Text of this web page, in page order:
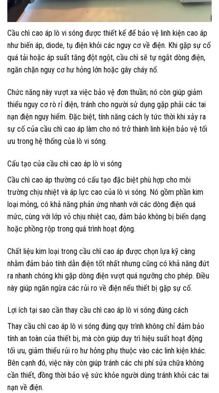
Cầu chì cao áp lò vi sóng được thiết kế để bảo vệ linh kiện cao áp
như biến áp, diode, tụ điện khỏi các nguy cơ về điện. Khi gặp sự cố
quá tải hoặc áp suất tăng đột ngột, cầu chì sẽ tự ngắt dòng điện,
ngăn chặn nguy cơ hư hỏng lớn hoặc gây cháy nổ.
Chức năng này vượt xa việc bảo vệ đơn thuần; nó còn giúp giảm
thiểu nguy cơ rò rỉ điện, tránh cho người sử dụng gặp phải các tai
nạn điện nguy hiểm. Đặc biệt, tính năng cách ly tức thời khi xảy ra
sự cố của cầu chì cao áp làm cho nó trở thành linh kiện bảo vệ tối
ưu trong hệ thống của lò vi sóng.
Cấu tạo của cầu chì cao áp lò vi sóng
Cầu chì cao áp thường có cấu tạo đặc biệt phù hợp cho môi
trường chịu nhiệt và áp lực cao của lò vi sóng. Nó gồm phần kim
loại mỏng, có khả năng phản ứng nhanh với các dòng điện quá
mức, cùng với lớp vỏ chịu nhiệt cao, đảm bảo không bị biến dạng
hoặc phồng rộp trong quá trình hoạt động.
Chất liệu kim loại trong cầu chì cao áp được chọn lựa kỹ càng
nhằm đảm bảo tính dẫn điện tốt nhất nhưng cũng có khả năng đứt
ra nhanh chóng khi gặp dòng điện vượt quá ngưỡng cho phép. Điều
này giúp ngăn ngừa các rủi ro về điện nếu thiết bị gặp sự cố.
Lợi ích tại sao cần thay cầu chì cao áp lò vi sóng đúng cách
Thay cầu chì cao áp lò vi sóng đúng quy trình không chỉ đảm bảo
tính an toàn của thiết bị, mà còn giúp duy trì hiệu suất hoạt động
tối ưu, giảm thiểu rủi ro hư hỏng phụ thuộc vào các linh kiện khác.
Bên cạnh đó, việc này còn giúp tránh các chi phí sửa chữa không
cần thiết, đồng thời bảo vệ sức khỏe người dùng tránh khỏi các tai
nạn về điện.